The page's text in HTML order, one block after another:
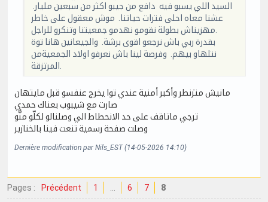
السيد اللي يسبو فيه دافع من جيبو اكثر من سبعين مليار.
عشنا معاه احلى فترات حياتنا. موش معقول على خاطر
بقدرة ربي باش نرجعو اقوى برشة. والجيعانين هانا توة
نتلهاو بيهم. وفرصة لينا باش نعرفو اولاد الجمعيةمن
مانيش متزنطر وأكبر أمنية عندي توا يخرج عنفسو قبل مايتهان
صارت مع شيبوب بعناك حمدي
ترجي ماتاقف على حد الانحطاط الي وصلنالو لكلّو منُّو
وصلت صفحة رسمية تنعت فينا بالخنازير
Dernière modification par Nils_EST (14-05-2026 14:10)
Pages : Précédent 1 6 7 8